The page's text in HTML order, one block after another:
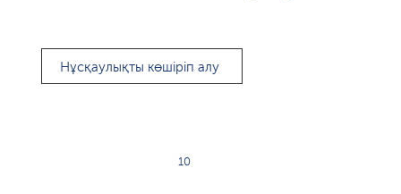
Нұсқаулықты көшіріп алу
10